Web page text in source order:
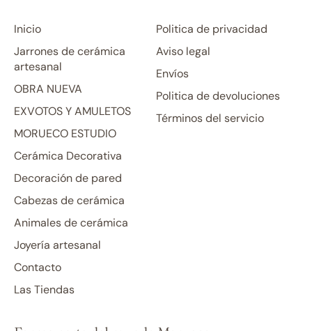
Inicio
Jarrones de cerámica
artesanal
OBRA NUEVA
EXVOTOS Y AMULETOS
MORUECO ESTUDIO
Cerámica Decorativa
Decoración de pared
Cabezas de cerámica
Animales de cerámica
Joyería artesanal
Contacto
Las Tiendas
Politica de privacidad
Aviso legal
Envíos
Politica de devoluciones
Términos del servicio